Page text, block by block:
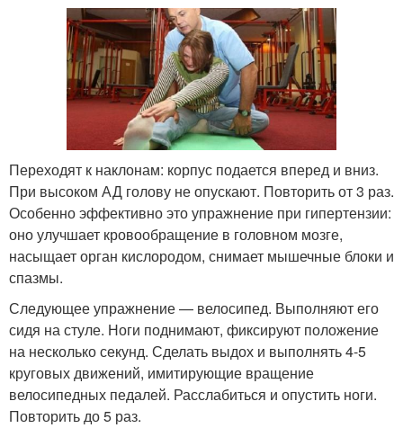
Переходят к наклонам: корпус подается вперед и вниз.
При высоком АД голову не опускают. Повторить от 3 раз.
Особенно эффективно это упражнение при гипертензии:
оно улучшает кровообращение в головном мозге,
насыщает орган кислородом, снимает мышечные блоки и
спазмы.
Следующее упражнение — велосипед. Выполняют его
сидя на стуле. Ноги поднимают, фиксируют положение
на несколько секунд. Сделать выдох и выполнять 4-5
круговых движений, имитирующие вращение
велосипедных педалей. Расслабиться и опустить ноги.
Повторить до 5 раз.